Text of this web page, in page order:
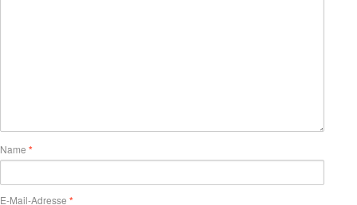
Name *
E-Mail-Adresse *